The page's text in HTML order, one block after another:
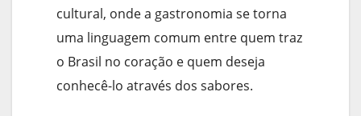
cultural, onde a gastronomia se torna
uma linguagem comum entre quem traz
o Brasil no coração e quem deseja
conhecê-lo através dos sabores.